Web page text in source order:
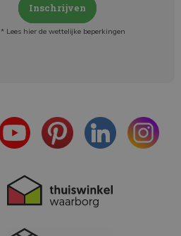
Inschrijven
* Lees hier de wettelijke beperkingen